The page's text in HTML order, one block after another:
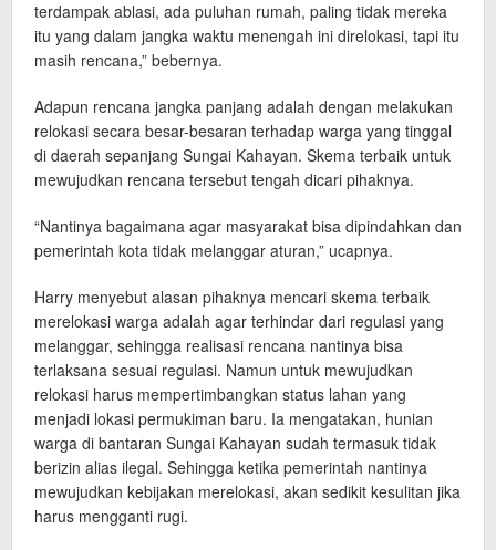
terdampak ablasi, ada puluhan rumah, paling tidak mereka
itu yang dalam jangka waktu menengah ini direlokasi, tapi itu
masih rencana,” bebernya.
Adapun rencana jangka panjang adalah dengan melakukan
relokasi secara besar-besaran terhadap warga yang tinggal
di daerah sepanjang Sungai Kahayan. Skema terbaik untuk
mewujudkan rencana tersebut tengah dicari pihaknya.
“Nantinya bagaimana agar masyarakat bisa dipindahkan dan
pemerintah kota tidak melanggar aturan,” ucapnya.
Harry menyebut alasan pihaknya mencari skema terbaik
merelokasi warga adalah agar terhindar dari regulasi yang
melanggar, sehingga realisasi rencana nantinya bisa
terlaksana sesuai regulasi. Namun untuk mewujudkan
relokasi harus mempertimbangkan status lahan yang
menjadi lokasi permukiman baru. Ia mengatakan, hunian
warga di bantaran Sungai Kahayan sudah termasuk tidak
berizin alias ilegal. Sehingga ketika pemerintah nantinya
mewujudkan kebijakan merelokasi, akan sedikit kesulitan jika
harus mengganti rugi.